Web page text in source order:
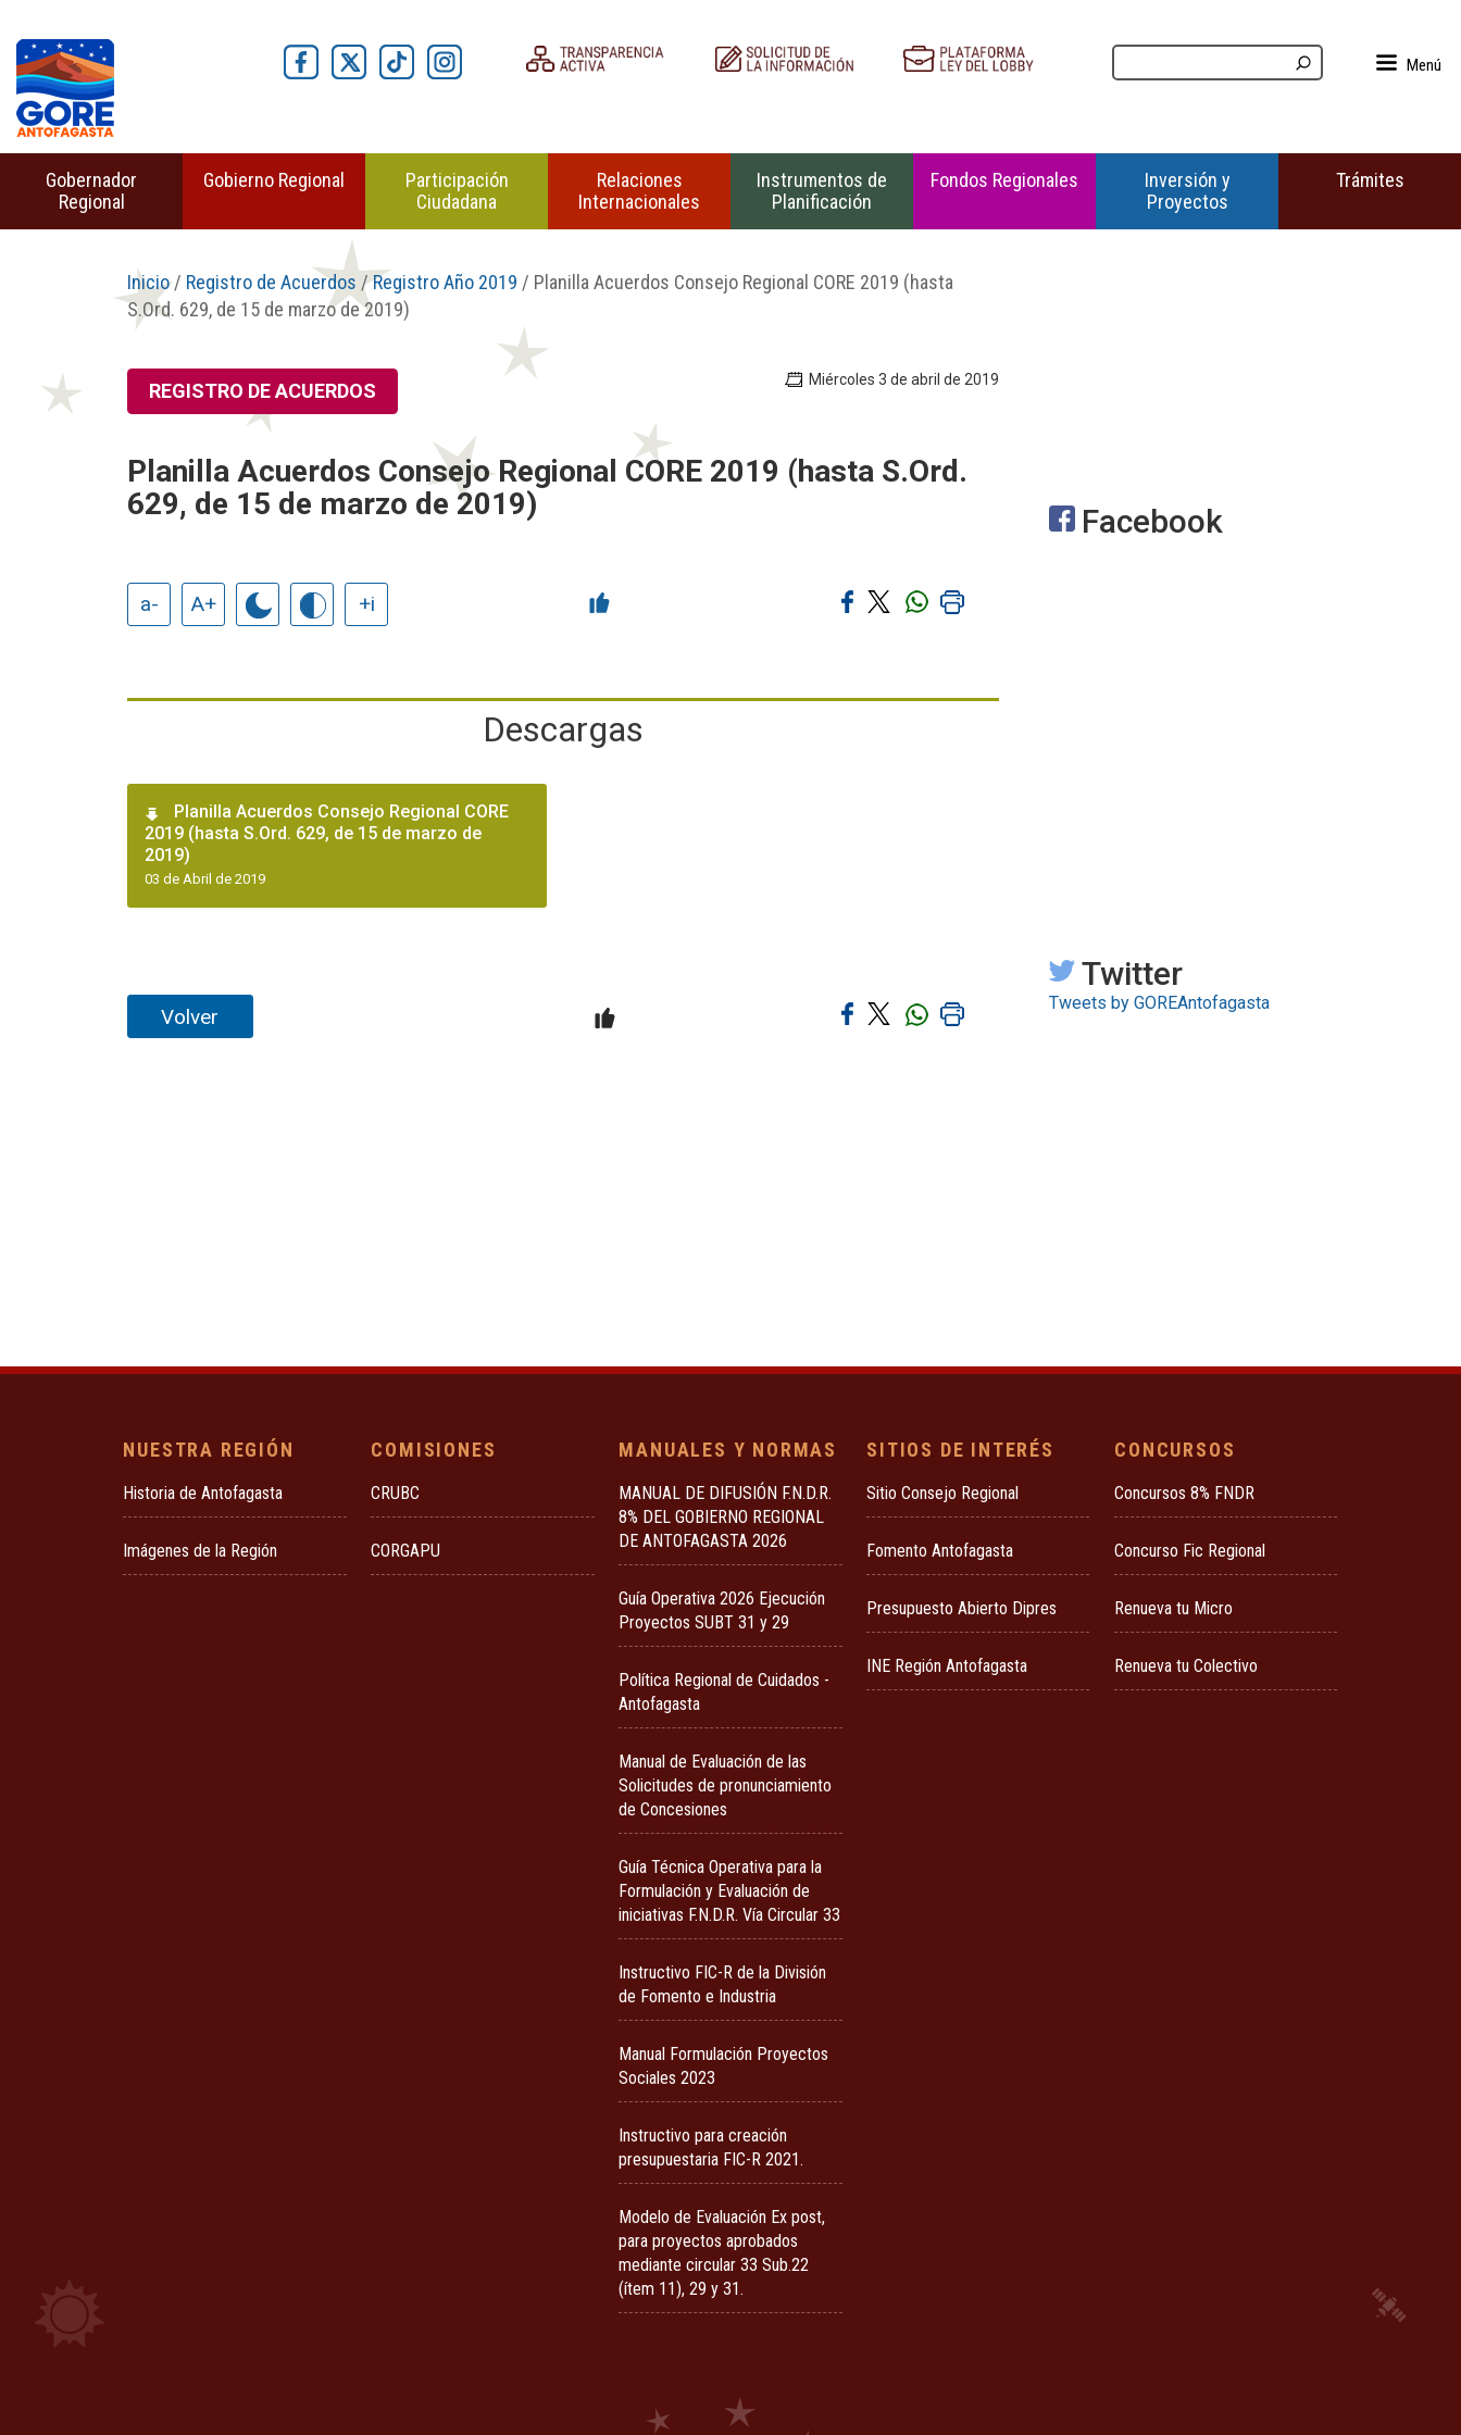
Menú
Gobernador
Regional
Gobierno Regional
Participación
Ciudadana
Relaciones
Internacionales
Instrumentos de
Planificación
Fondos Regionales
Inversión y
Proyectos
Trámites
Inicio/ Registro de Acuerdos /Registro Año 2019 / Planilla Acuerdos Consejo Regional CORE 2019 (hasta
S.Ord. 629, de 15 de marzo de 2019)
REGISTRO DE ACUERDOS Miércoles 3 de abril de 2019
Planilla Acuerdos Consejo Regional CORE 2019 (hasta S.Ord.
629, de 15 de marzo de 2019)
a- A+ +i
Descargas
Planilla Acuerdos Consejo Regional CORE
2019 (hasta S.Ord. 629, de 15 de marzo de
2019)
03 de Abril de 2019
Volver
Facebook
Twitter
Tweets by GOREAntofagasta
NUESTRA REGIÓN
Historia de Antofagasta
Imágenes de la Región
COMISIONES
CRUBC
CORGAPU
MANUALES Y NORMAS
MANUAL DE DIFUSIÓN F.N.D.R.
8% DEL GOBIERNO REGIONAL
DE ANTOFAGASTA 2026
Guía Operativa 2026 Ejecución
Proyectos SUBT 31 y 29
Política Regional de Cuidados -
Antofagasta
Manual de Evaluación de las
Solicitudes de pronunciamiento
de Concesiones
Guía Técnica Operativa para la
Formulación y Evaluación de
iniciativas F.N.D.R. Vía Circular 33
Instructivo FIC-R de la División
de Fomento e Industria
Manual Formulación Proyectos
Sociales 2023
Instructivo para creación
presupuestaria FIC-R 2021.
Modelo de Evaluación Ex post,
para proyectos aprobados
mediante circular 33 Sub.22
(ítem 11), 29 y 31.
SITIOS DE INTERÉS
Sitio Consejo Regional
Fomento Antofagasta
Presupuesto Abierto Dipres
INE Región Antofagasta
CONCURSOS
Concursos 8% FNDR
Concurso Fic Regional
Renueva tu Micro
Renueva tu Colectivo